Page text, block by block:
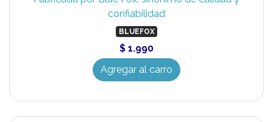
confiabilidad
BLUEFOX
$ 1.990
Agregar al carro